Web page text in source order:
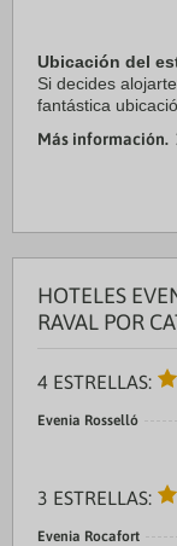
Ubicación del
Si decides
fantástica
Barcelona.
Más información.
HOTELES
RAVAL POR
4 ESTRELLAS:
Evenia Rosselló
3 ESTRELLAS:
Evenia Rocafort